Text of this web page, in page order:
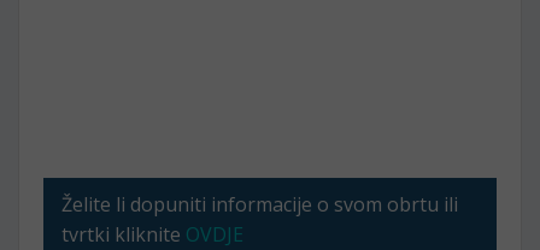
Želite li dopuniti informacije o svom obrtu ili
tvrtki kliknite OVDJE